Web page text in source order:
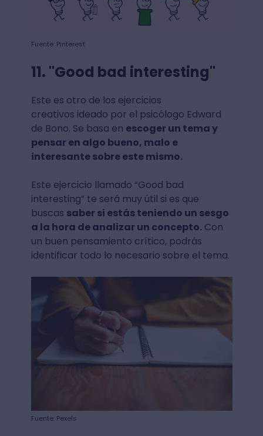
Fuente: Pinterest
11. "Good bad interesting"
Este es otro de los ejercicios
creativos ideado por el psicólogo Edward
de Bono. Se basa en escoger un tema y
pensar en algo bueno, malo e
interesante sobre este mismo.
Este ejercicio llamado “Good bad
interesting” te será muy útil si es que
buscas saber si estás teniendo un sesgo
a la hora de analizar un concepto.Con
un buen pensamiento crítico, podrás
identificar todo lo necesario sobre el tema.
Fuente: Pexels